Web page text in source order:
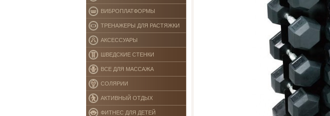
ВИБРОПЛАТФОРМЫ
ТРЕНАЖЕРЫ ДЛЯ РАСТЯЖКИ
АКСЕССУАРЫ
ШВЕДСКИЕ СТЕНКИ
ВСЕ ДЛЯ МАССАЖА
СОЛЯРИИ
АКТИВНЫЙ ОТДЫХ
ФИТНЕС ДЛЯ ДЕТЕЙ